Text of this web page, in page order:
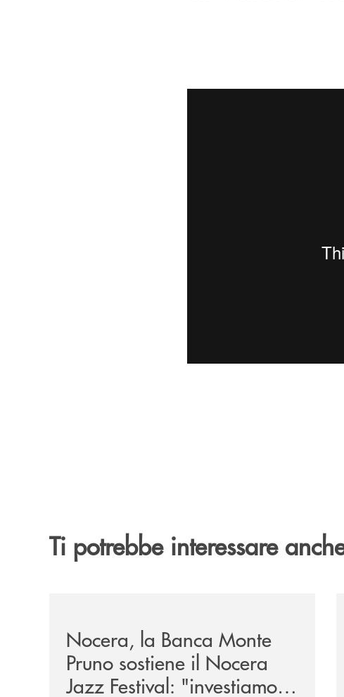
Ti potrebbe interessare
Nocera, la Banca Monte
Pruno sostiene il Nocera
Jazz Festival: "investiamo